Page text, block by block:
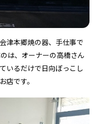
ッ テイクアウト
イベントレポート
歯列矯正・審美歯
科
ライフイベント
津本郷焼の器、手仕事で
は、オーナーの高橋さん
いるだけで日向ぼっこし
店です。